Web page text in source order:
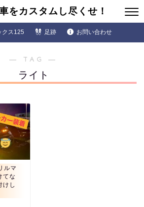
をカスタムし尽くせ！
クス125 足跡 お問い合わせ
― TAG ―
ライト
ルマ
てな
けし